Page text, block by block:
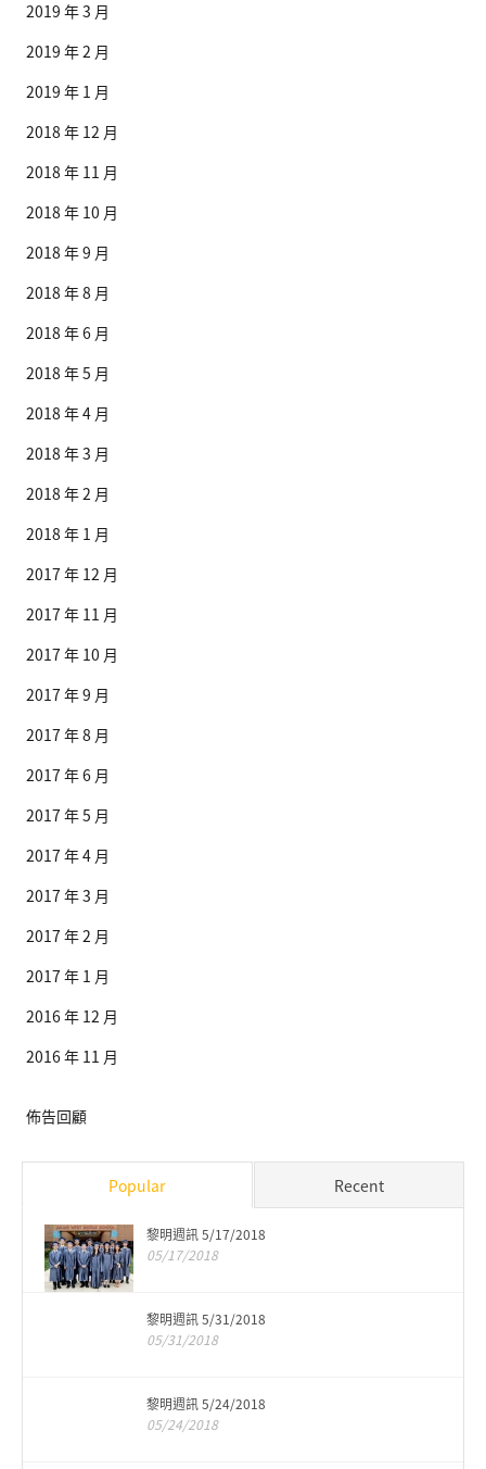
2019 年 3 月
2019 年 2 月
2019 年 1 月
2018 年 12 月
2018 年 11 月
2018 年 10 月
2018 年 9 月
2018 年 8 月
2018 年 6 月
2018 年 5 月
2018 年 4 月
2018 年 3 月
2018 年 2 月
2018 年 1 月
2017 年 12 月
2017 年 11 月
2017 年 10 月
2017 年 9 月
2017 年 8 月
2017 年 6 月
2017 年 5 月
2017 年 4 月
2017 年 3 月
2017 年 2 月
2017 年 1 月
2016 年 12 月
2016 年 11 月
佈告回顧
Popular Recent
黎明週訊 5/17/2018
05/17/2018
黎明週訊 5/31/2018
05/31/2018
黎明週訊 5/24/2018
05/24/2018